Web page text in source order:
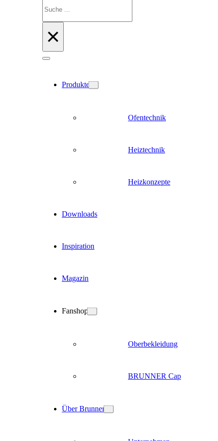
×
Produkte
Ofentechnik
Heiztechnik
Heizkonzepte
Downloads
Inspiration
Magazin
Fanshop
Oberbekleidung
BRUNNER Cap
Über Brunner